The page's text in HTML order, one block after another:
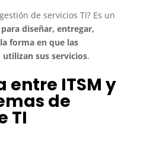
de servicios TI? Es un
diseñar, entregar,
forma en que las
utilizan sus servicios.
entre ITSM y
de
TI